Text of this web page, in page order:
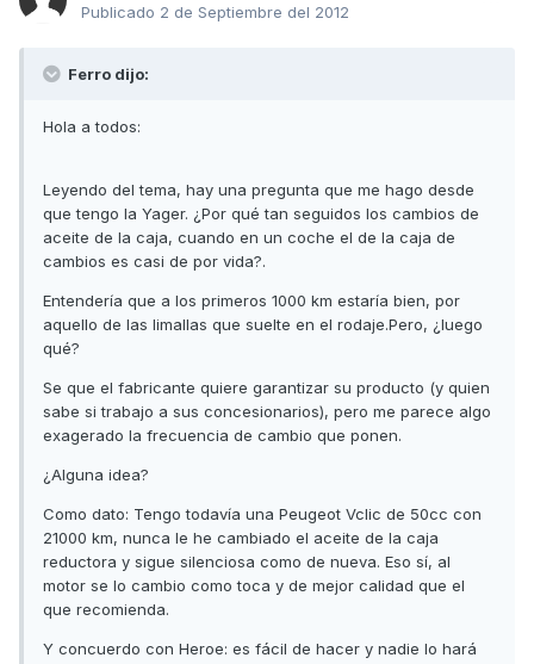
Publicado 2 de Septiembre del 2012
Ferro dijo:
Hola a todos:
Leyendo del tema, hay una pregunta que me hago desde
que tengo la Yager. ¿Por qué tan seguidos los cambios de
aceite de la caja, cuando en un coche el de la caja de
cambios es casi de por vida?.
Entendería que a los primeros 1000 km estaría bien, por
aquello de las limallas que suelte en el rodaje.Pero, ¿luego
qué?
Se que el fabricante quiere garantizar su producto (y quien
sabe si trabajo a sus concesionarios), pero me parece algo
exagerado la frecuencia de cambio que ponen.
¿Alguna idea?
Como dato: Tengo todavía una Peugeot Vclic de 50cc con
21000 km, nunca le he cambiado el aceite de la caja
reductora y sigue silenciosa como de nueva. Eso sí, al
motor se lo cambio como toca y de mejor calidad que el
que recomienda.
Y concuerdo con Heroe: es fácil de hacer y nadie lo hará